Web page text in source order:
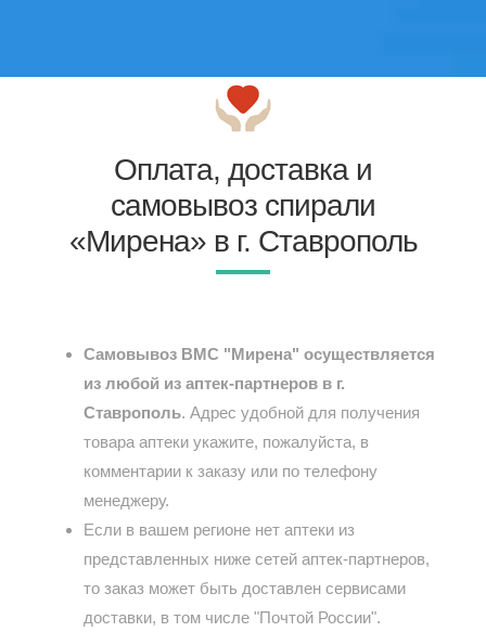
Оплата, доставка и
самовывоз спирали
«Мирена» в г. Ставрополь
Самовывоз ВМС "Мирена" осуществляется
из любой из аптек-партнеров в г.
Ставрополь. Адрес удобной для получения
товара аптеки укажите, пожалуйста, в
комментарии к заказу или по телефону
менеджеру.
Если в вашем регионе нет аптеки из
представленных ниже сетей аптек-партнеров,
то заказ может быть доставлен сервисами
доставки, в том числе "Почтой России".